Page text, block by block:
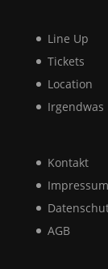
Line Up
Tickets
Location
Irgendwas
Kontakt
Impressum
AGB